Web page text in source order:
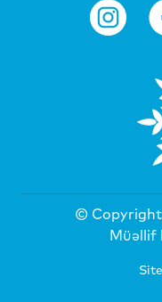
© Copyright
Müəllif